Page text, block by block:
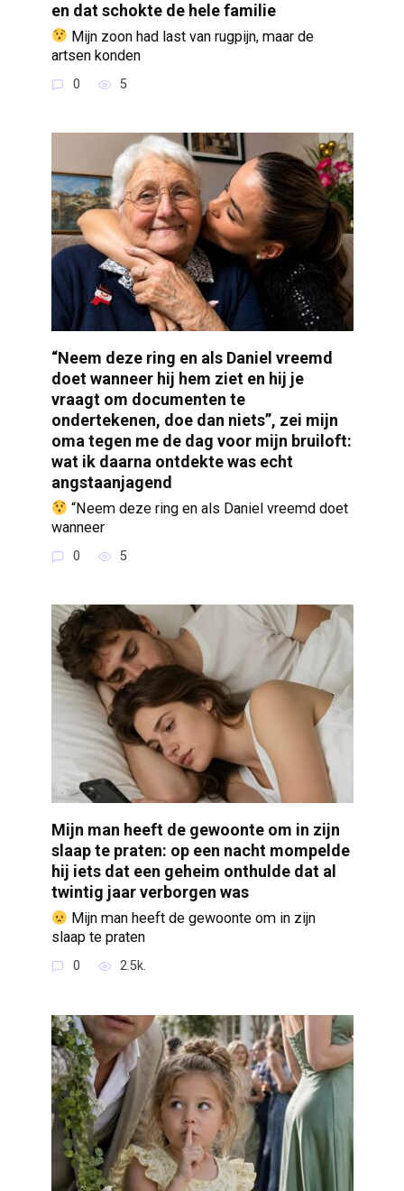
en dat schokte de hele familie
Mijn zoon had last van rugpijn, maar de
artsen konden
0 5
“Neem deze ring en als Daniel vreemd
doet wanneer hij hem ziet en hij je
vraagt om documenten te
ondertekenen, doe dan niets”, zei mijn
oma tegen me de dag voor mijn bruiloft:
wat ik daarna ontdekte was echt
angstaanjagend
“Neem deze ring en als Daniel vreemd doet
wanneer
0 5
Mijn man heeft de gewoonte om in zijn
slaap te praten: op een nacht mompelde
hij iets dat een geheim onthulde dat al
twintig jaar verborgen was
Mijn man heeft de gewoonte om in zijn
slaap te praten
0 2.5k.